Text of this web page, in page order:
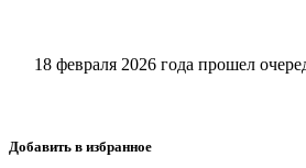
18 февраля 2026 года прошел
Добавить в избранное